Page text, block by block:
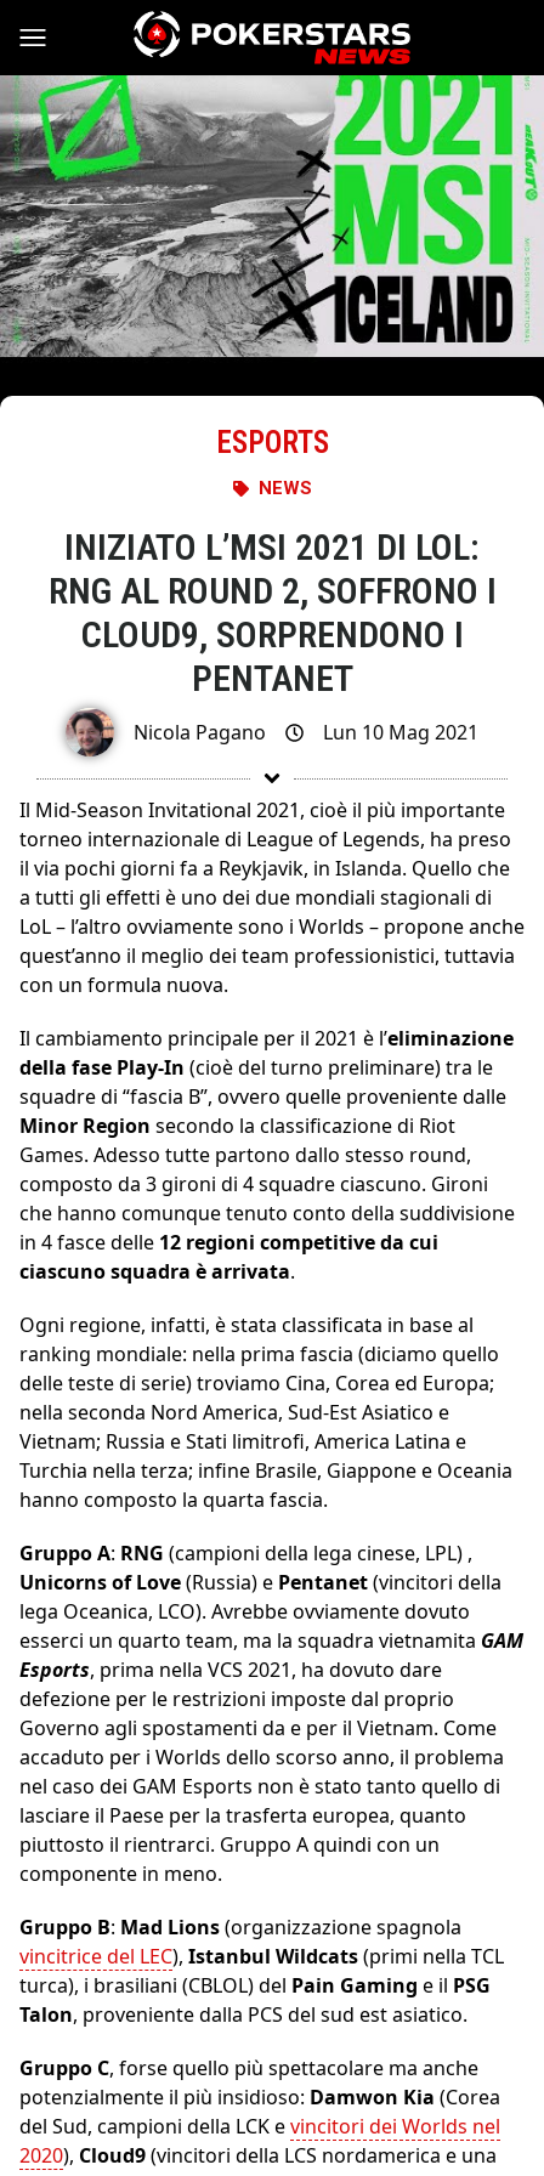
Vai al contenuto
ESPORTS
NEWS
INIZIATO L’MSI 2021 DI LOL:
RNG AL ROUND 2, SOFFRONO I
CLOUD9, SORPRENDONO I
PENTANET
Nicola Pagano Lun 10 Mag 2021
Il Mid-Season Invitational 2021, cioè il più importante
torneo internazionale di League of Legends, ha preso
il via pochi giorni fa a Reykjavik, in Islanda. Quello che
a tutti gli effetti è uno dei due mondiali stagionali di
LoL – l’altro ovviamente sono i Worlds – propone anche
quest’anno il meglio dei team professionistici, tuttavia
con un formula nuova.
Il cambiamento principale per il 2021 è l’eliminazione
della fase Play-In (cioè del turno preliminare) tra le
squadre di “fascia B”, ovvero quelle proveniente dalle
Minor Region secondo la classificazione di Riot
Games. Adesso tutte partono dallo stesso round,
composto da 3 gironi di 4 squadre ciascuno. Gironi
che hanno comunque tenuto conto della suddivisione
in 4 fasce delle 12 regioni competitive da cui
ciascuno squadra è arrivata.
Ogni regione, infatti, è stata classificata in base al
ranking mondiale: nella prima fascia (diciamo quello
delle teste di serie) troviamo Cina, Corea ed Europa;
nella seconda Nord America, Sud-Est Asiatico e
Vietnam; Russia e Stati limitrofi, America Latina e
Turchia nella terza; infine Brasile, Giappone e Oceania
hanno composto la quarta fascia.
Gruppo A: RNG (campioni della lega cinese, LPL) ,
Unicorns of Love(Russia) e Pentanet(vincitori della
lega Oceanica, LCO). Avrebbe ovviamente dovuto
esserci un quarto team, ma la squadra vietnamita GAM
Esports, prima nella VCS 2021, ha dovuto dare
defezione per le restrizioni imposte dal proprio
Governo agli spostamenti da e per il Vietnam. Come
accaduto per i Worlds dello scorso anno, il problema
nel caso dei GAM Esports non è stato tanto quello di
lasciare il Paese per la trasferta europea, quanto
piuttosto il rientrarci. Gruppo A quindi con un
componente in meno.
Gruppo B: Mad Lions(organizzazione spagnola
vincitrice del LEC), Istanbul Wildcats(primi nella TCL
turca), i brasiliani (CBLOL) del Pain Gaming e il PSG
Talon, proveniente dalla PCS del sud est asiatico.
Gruppo C, forse quello più spettacolare ma anche
potenzialmente il più insidioso: Damwon Kia (Corea
del Sud, campioni della LCK evincitori dei Worlds nel
2020), Cloud9(vincitori della LCS nordamerica e una